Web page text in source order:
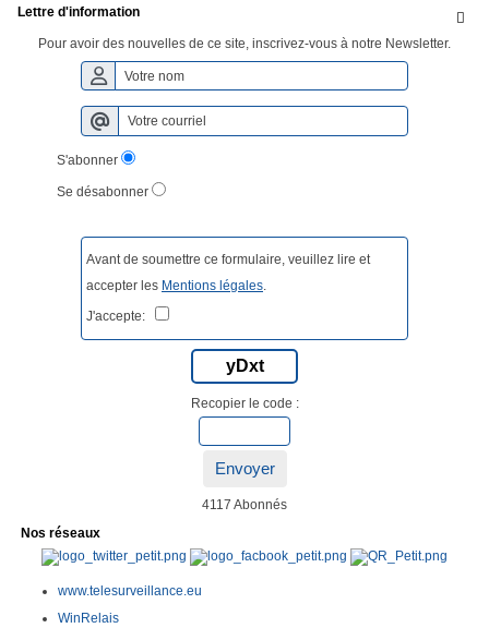

Lettre d'information
Pour avoir des nouvelles de ce site, inscrivez-vous à notre Newsletter.
S'abonner
Se désabonner
Avant de soumettre ce formulaire, veuillez lire et
accepter les Mentions légales.
J'accepte:
yDxt
Recopier le code :
Envoyer
4117 Abonnés
Nos réseaux
www.telesurveillance.eu
WinRelais